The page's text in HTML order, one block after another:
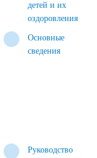
детей и их
оздоровления
Основные
сведения
Руководство